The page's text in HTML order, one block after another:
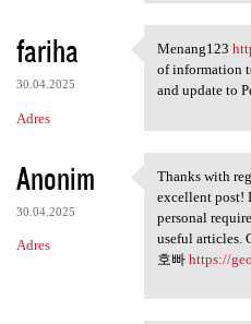
fariha
30.04.2025
Adres
Menang123
Menang123
of information
and update to
Anonim
30.04.2025
Adres
Thanks with
Thanks with
excellent post!
personal
useful articles.
호빠 https://